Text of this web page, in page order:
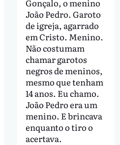
Gonçalo, o menino
João Pedro. Garoto
de igreja, agarrado
em Cristo. Menino.
Não costumam
chamar garotos
negros de meninos,
mesmo que tenham
14 anos. Eu chamo.
João Pedro era um
menino. E brincava
enquanto o tiro o
acertava.